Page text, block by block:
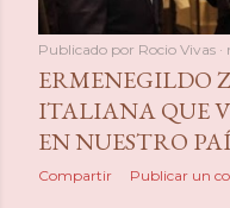
s
Publicado por Rocio Vivas
ERMENEGILDO
ITALIANA QUE
EN NUESTRO
Compartir Publicar un